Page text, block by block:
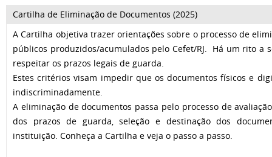
Cartilha de Eliminação de Documentos (2025)
A Cartilha objetiva trazer orientações sobre o processo de
públicos produzidos/acumulados pelo Cefet/RJ. Há um rito a
respeitar os prazos legais de guarda.
Estes critérios visam impedir que os documentos físicos e
indiscriminadamente.
A eliminação de documentos passa pelo processo de
dos prazos de guarda, seleção e destinação dos
instituição. Conheça a Cartilha e veja o passo a passo.